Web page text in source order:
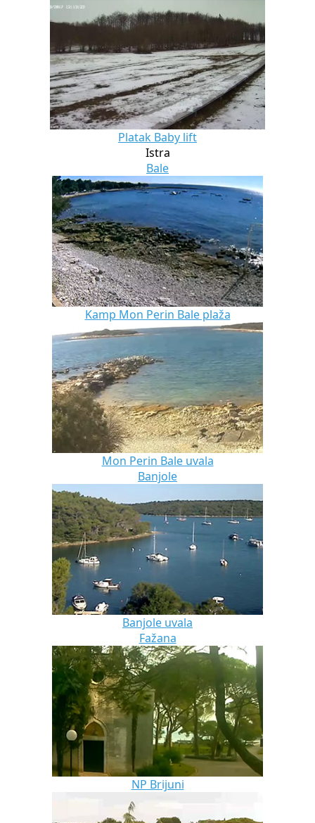
Platak Baby lift
Istra
Bale
Kamp Mon Perin Bale plaža
Mon Perin Bale uvala
Banjole
Banjole uvala
Fažana
NP Brijuni